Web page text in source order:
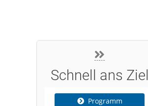
Schnell ans Ziel
Programm